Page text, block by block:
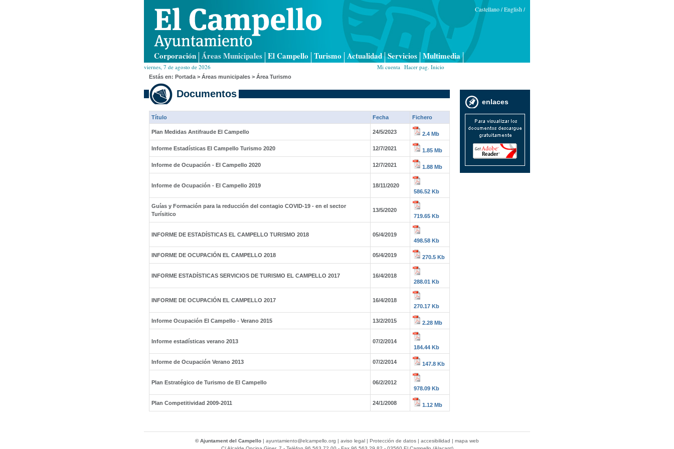
Castellano / English /
Corporación Áreas Municipales El Campello Turismo Actualidad Servicios Multimedia
viernes, 7 de agosto de 2026 Mi cuenta Hacer pag. Inicio
Estás en: Portada > Áreas municipales > Área Turismo
Documentos
Título Fecha Fichero
Plan Medidas Antifraude El Campello 24/5/2023 2.4 Mb
Informe Estadísticas El Campello Turismo 2020 12/7/2021 1.85 Mb
Informe de Ocupación - El Campello 2020 12/7/2021 1.88 Mb
Informe de Ocupación - El Campello 2019
18/11/2020
586.52 Kb
Guías y Formación para la reducción del contagio COVID-19 - en el sector
Turísitico
13/5/2020
719.65 Kb
INFORME DE ESTADÍSTICAS EL CAMPELLO TURISMO 2018
05/4/2019
498.58 Kb
INFORME DE OCUPACIÓN EL CAMPELLO 2018 05/4/2019 270.5 Kb
INFORME ESTADÍSTICAS SERVICIOS DE TURISMO EL CAMPELLO 2017
16/4/2018
288.01 Kb
INFORME DE OCUPACIÓN EL CAMPELLO 2017
16/4/2018
270.17 Kb
Informe Ocupación El Campello - Verano 2015 13/2/2015 2.28 Mb
Informe estadísticas verano 2013
07/2/2014
184.44 Kb
Informe de Ocupación Verano 2013 07/2/2014 147.8 Kb
Plan Estratégico de Turismo de El Campello
06/2/2012
978.09 Kb
Plan Competitividad 2009-2011 24/1/2008 1.12 Mb
enlaces
© Ajuntament del Campello | ayuntamiento@elcampello.org | aviso legal | Protección de datos | accesibilidad | mapa web